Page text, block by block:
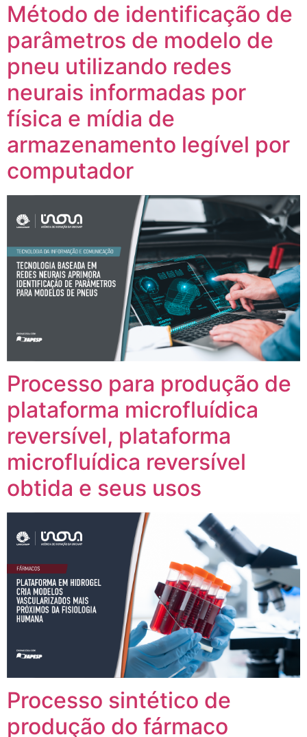
Método de identificação de
parâmetros de modelo de
pneu utilizando redes
neurais informadas por
física e mídia de
armazenamento legível por
computador
Processo para produção de
plataforma microfluídica
reversível, plataforma
microfluídica reversível
obtida e seus usos
Processo sintético de
produção do fármaco